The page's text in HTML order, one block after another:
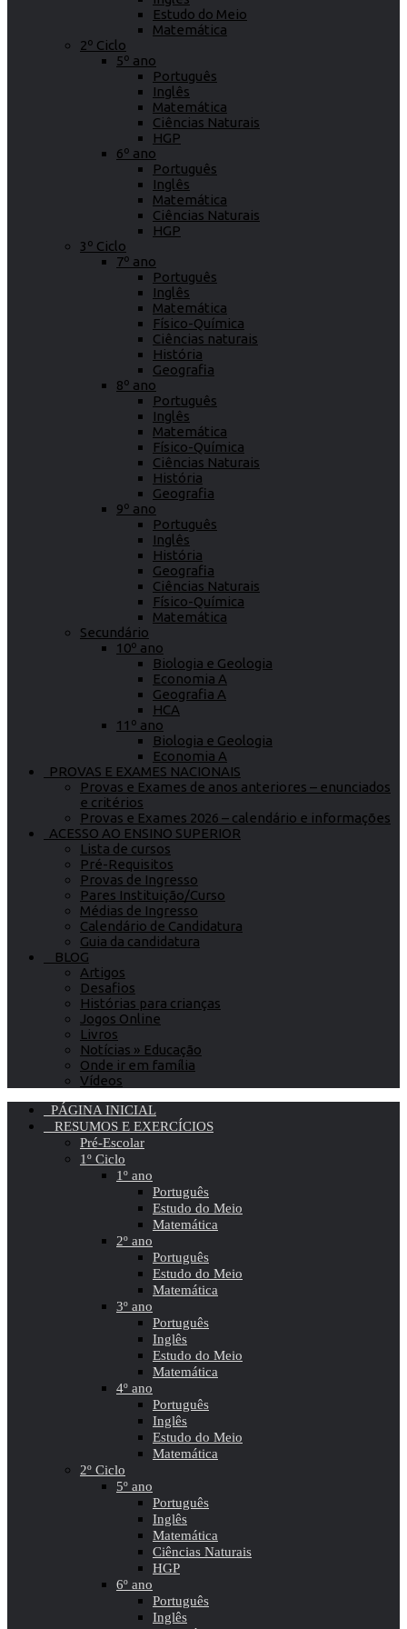
Estudo do Meio
Matemática
2º Ciclo
5º ano
Português
Inglês
Matemática
Ciências Naturais
HGP
6º ano
Português
Inglês
Matemática
Ciências Naturais
HGP
3º Ciclo
7º ano
Português
Inglês
Matemática
Físico-Química
Ciências naturais
História
Geografia
8º ano
Português
Inglês
Matemática
Físico-Química
Ciências Naturais
História
Geografia
9º ano
Português
Inglês
História
Geografia
Ciências Naturais
Físico-Química
Matemática
Secundário
10º ano
Biologia e Geologia
Economia A
Geografia A
HCA
11º ano
Biologia e Geologia
Economia A
PROVAS E EXAMES NACIONAIS
Provas e Exames de anos anteriores – enunciados
e critérios
Provas e Exames 2026 – calendário e informações
ACESSO AO ENSINO SUPERIOR
Lista de cursos
Pré-Requisitos
Provas de Ingresso
Pares Instituição/Curso
Médias de Ingresso
Calendário de Candidatura
Guia da candidatura
BLOG
Artigos
Desafios
Histórias para crianças
Jogos Online
Livros
Notícias » Educação
Onde ir em família
Vídeos
PÁGINA INICIAL
RESUMOS E EXERCÍCIOS
Pré-Escolar
1º Ciclo
1º ano
Português
Estudo do Meio
Matemática
2º ano
Português
Estudo do Meio
Matemática
3º ano
Português
Inglês
Estudo do Meio
Matemática
4º ano
Português
Inglês
Estudo do Meio
Matemática
2º Ciclo
5º ano
Português
Inglês
Matemática
Ciências Naturais
HGP
6º ano
Português
Inglês